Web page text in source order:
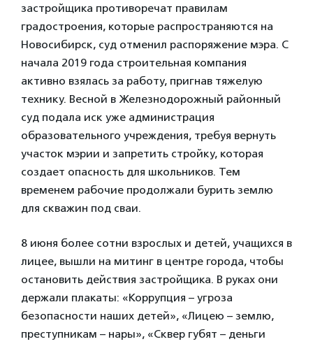
застройщика противоречат правилам
градостроения, которые распространяются на
Новосибирск, суд отменил распоряжение мэра. С
начала 2019 года строительная компания
активно взялась за работу, пригнав тяжелую
технику. Весной в Железнодорожный районный
суд подала иск уже администрация
образовательного учреждения, требуя вернуть
участок мэрии и запретить стройку, которая
создает опасность для школьников. Тем
временем рабочие продолжали бурить землю
для скважин под сваи.
8 июня более сотни взрослых и детей, учащихся в
лицее, вышли на митинг в центре города, чтобы
остановить действия застройщика. В руках они
держали плакаты: «Коррупция – угроза
безопасности наших детей», «Лицею – землю,
преступникам – нары», «Сквер губят – деньги